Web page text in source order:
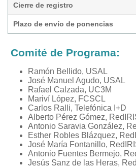
Cierre de registro
Plazo de envío de ponencias
Comité de Programa:
Ramón Bellido, USAL
José Manuel Agudo, USAL
Rafael Calzada, UC3M
Mariví López, FCSCL
Carlos Ralli, Telefónica I+D
Alberto Pérez Gómez,
Antonio Saravia González,
Esther Robles Blázquez,
José María Fontanillo,
Antonio Fuentes Bermejo,
Jesús Sanz de las Heras,